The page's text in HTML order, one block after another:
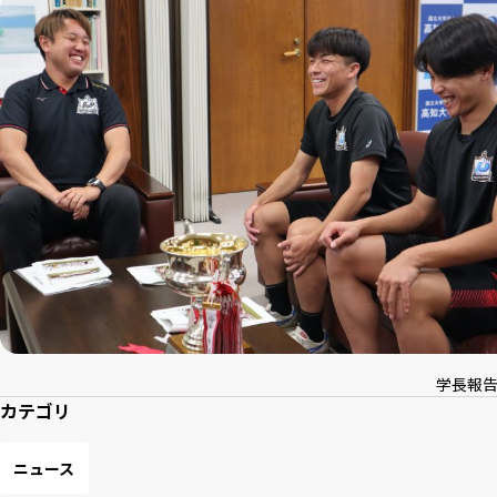
学長報
カテゴリ
ニュース